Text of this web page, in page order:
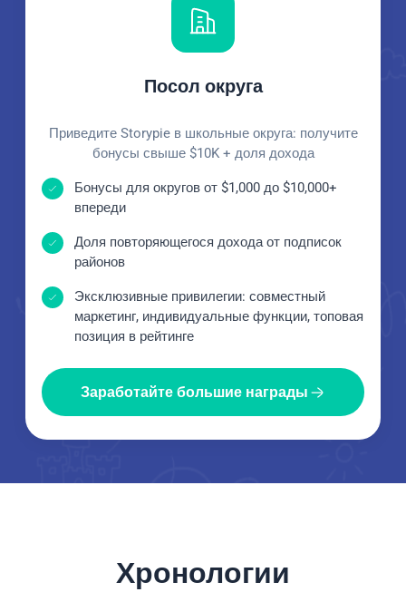
Посол округа
Приведите Storypie в школьные округа: получите
бонусы свыше $10K + доля дохода
Бонусы для округов от $1,000 до $10,000+
впереди
Доля повторяющегося дохода от подписок
районов
Эксклюзивные привилегии: совместный
маркетинг, индивидуальные функции, топовая
позиция в рейтинге
Заработайте большие награды
Хронологии